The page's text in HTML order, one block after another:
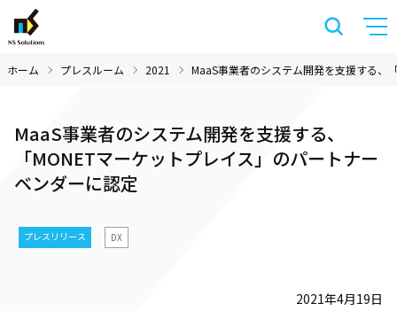
ホーム プレスルーム 2021 MaaS事業者のシステム開発を支援する、
MaaS事業者のシステム開発を支援する、
「MONETマーケットプレイス」のパートナー
ベンダーに認定
プレスリリース DX
2021年4月19日